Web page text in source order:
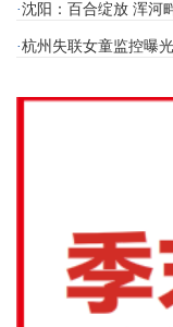
·沈阳：百合绽放 浑河
·杭州失联女童监控曝